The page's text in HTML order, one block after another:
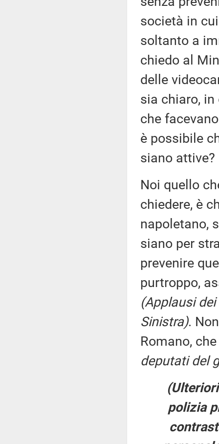
società in
soltanto a
chiedo al
delle
sia chiaro,
che
è possibile
siano attive?
Noi quello
chiedere, è
napoletano,
siano per
prevenire
purtroppo,
(Applausi
Sinistra).
Romano,
deputati del
polizia